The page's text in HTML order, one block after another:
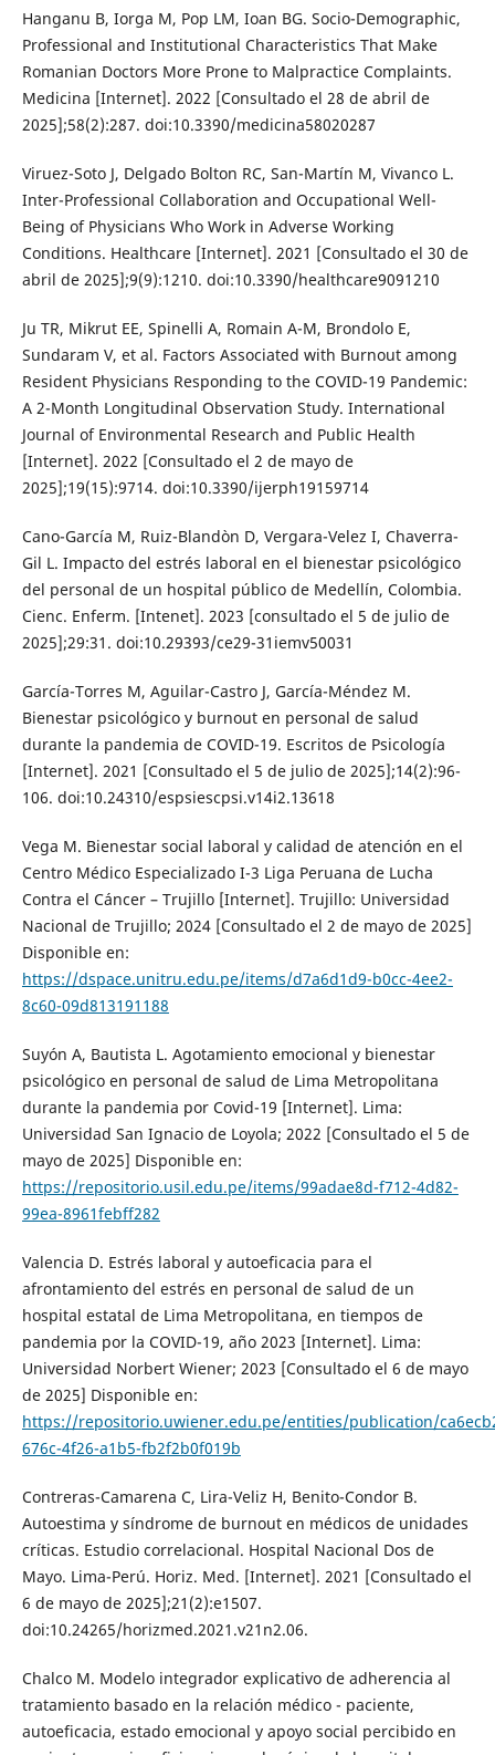
Hanganu B, Iorga M, Pop LM, Ioan BG. Socio-Demographic,
Professional and Institutional Characteristics That Make
Romanian Doctors More Prone to Malpractice Complaints.
Medicina [Internet]. 2022 [Consultado el 28 de abril de
2025];58(2):287. doi:10.3390/medicina58020287
Viruez-Soto J, Delgado Bolton RC, San-Martín M, Vivanco L.
Inter-Professional Collaboration and Occupational Well-
Being of Physicians Who Work in Adverse Working
Conditions. Healthcare [Internet]. 2021 [Consultado el 30 de
abril de 2025];9(9):1210. doi:10.3390/healthcare9091210
Ju TR, Mikrut EE, Spinelli A, Romain A-M, Brondolo E,
Sundaram V, et al. Factors Associated with Burnout among
Resident Physicians Responding to the COVID-19 Pandemic:
A 2-Month Longitudinal Observation Study. International
Journal of Environmental Research and Public Health
[Internet]. 2022 [Consultado el 2 de mayo de
2025];19(15):9714. doi:10.3390/ijerph19159714
Cano-García M, Ruiz-Blandòn D, Vergara-Velez I, Chaverra-
Gil L. Impacto del estrés laboral en el bienestar psicológico
del personal de un hospital público de Medellín, Colombia.
Cienc. Enferm. [Intenet]. 2023 [consultado el 5 de julio de
2025];29:31. doi:10.29393/ce29-31iemv50031
García-Torres M, Aguilar-Castro J, García-Méndez M.
Bienestar psicológico y burnout en personal de salud
durante la pandemia de COVID-19. Escritos de Psicología
[Internet]. 2021 [Consultado el 5 de julio de 2025];14(2):96-
106. doi:10.24310/espsiescpsi.v14i2.13618
Vega M. Bienestar social laboral y calidad de atención en el
Centro Médico Especializado I-3 Liga Peruana de Lucha
Contra el Cáncer – Trujillo [Internet]. Trujillo: Universidad
Nacional de Trujillo; 2024 [Consultado el 2 de mayo de 2025]
Disponible en:
https://dspace.unitru.edu.pe/items/d7a6d1d9-b0cc-4ee2-
8c60-09d813191188
Suyón A, Bautista L. Agotamiento emocional y bienestar
psicológico en personal de salud de Lima Metropolitana
durante la pandemia por Covid-19 [Internet]. Lima:
Universidad San Ignacio de Loyola; 2022 [Consultado el 5 de
mayo de 2025] Disponible en:
https://repositorio.usil.edu.pe/items/99adae8d-f712-4d82-
99ea-8961febff282
Valencia D. Estrés laboral y autoeficacia para el
afrontamiento del estrés en personal de salud de un
hospital estatal de Lima Metropolitana, en tiempos de
pandemia por la COVID-19, año 2023 [Internet]. Lima:
Universidad Norbert Wiener; 2023 [Consultado el 6 de mayo
de 2025] Disponible en:
https://repositorio.uwiener.edu.pe/entities/publication/
676c-4f26-a1b5-fb2f2b0f019b
Contreras-Camarena C, Lira-Veliz H, Benito-Condor B.
Autoestima y síndrome de burnout en médicos de unidades
críticas. Estudio correlacional. Hospital Nacional Dos de
Mayo. Lima-Perú. Horiz. Med. [Internet]. 2021 [Consultado el
6 de mayo de 2025];21(2):e1507.
doi:10.24265/horizmed.2021.v21n2.06.
Chalco M. Modelo integrador explicativo de adherencia al
tratamiento basado en la relación médico - paciente,
autoeficacia, estado emocional y apoyo social percibido en